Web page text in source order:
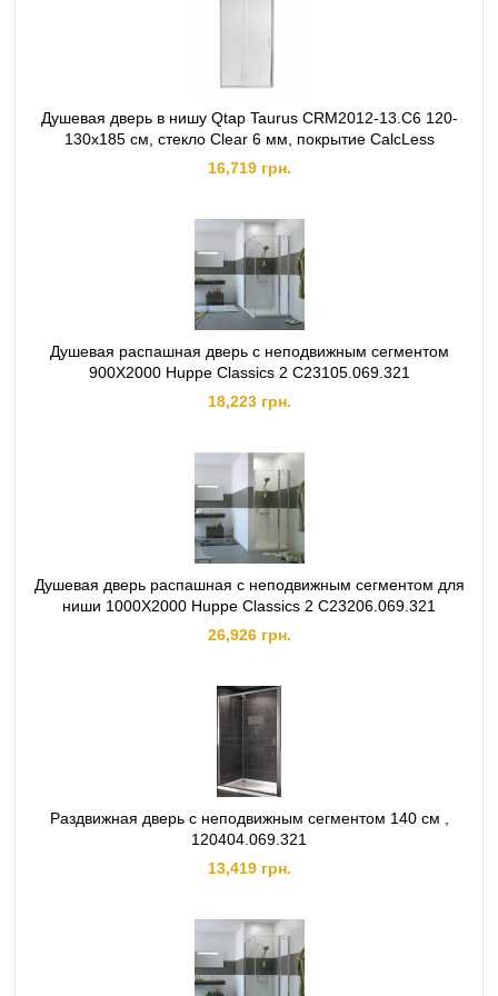
Душевая дверь в нишу Qtap Taurus CRM2012-13.C6 120-
130x185 см, стекло Clear 6 мм, покрытие CalcLess
16,719 грн.
Душевая распашная дверь с неподвижным сегментом
900X2000 Huppe Classics 2 C23105.069.321
18,223 грн.
Душевая дверь распашная с неподвижным сегментом для
ниши 1000Х2000 Huppe Classics 2 C23206.069.321
26,926 грн.
Раздвижная дверь с неподвижным сегментом 140 см ,
120404.069.321
13,419 грн.